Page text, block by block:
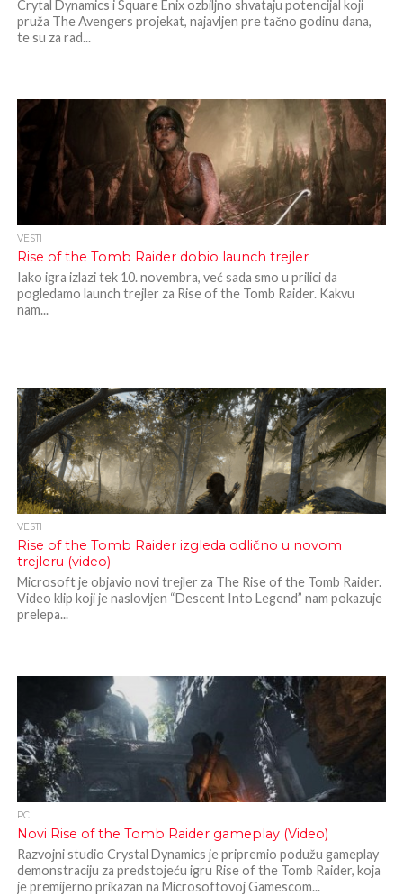
Crytal Dynamics i Square Enix ozbiljno shvataju potencijal koji
pruža The Avengers projekat, najavljen pre tačno godinu dana,
te su za rad...
VESTI
Rise of the Tomb Raider dobio launch trejler
Iako igra izlazi tek 10. novembra, već sada smo u prilici da
pogledamo launch trejler za Rise of the Tomb Raider. Kakvu
nam...
VESTI
Rise of the Tomb Raider izgleda odlično u novom
trejleru (video)
Microsoft je objavio novi trejler za The Rise of the Tomb Raider.
Video klip koji je naslovljen “Descent Into Legend” nam pokazuje
prelepa...
PC
Novi Rise of the Tomb Raider gameplay (Video)
Razvojni studio Crystal Dynamics je pripremio podužu gameplay
demonstraciju za predstojeću igru Rise of the Tomb Raider, koja
je premijerno prikazan na Microsoftovoj Gamescom...